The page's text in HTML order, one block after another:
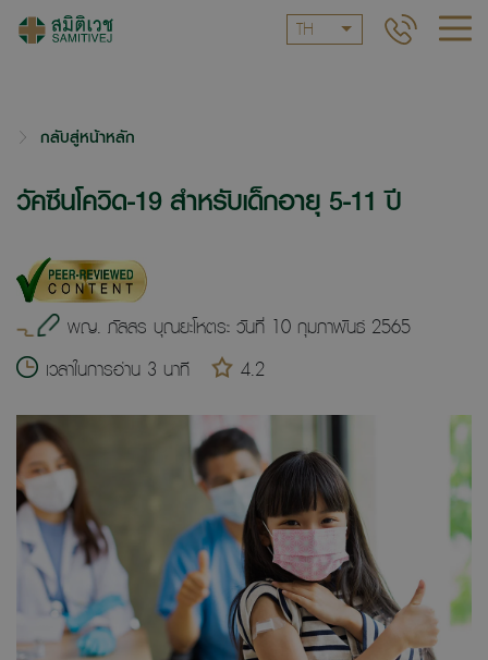
TH
กลับสู่หน้าหลัก
วัคซีนโควิด-19 สำหรับเด็กอายุ 5-11 ปี
พญ. ภัสสร บุณยะโหตระ วันที่ 10 กุมภาพันธ์ 2565
เวลาในการอ่าน 3 นาที
4.2